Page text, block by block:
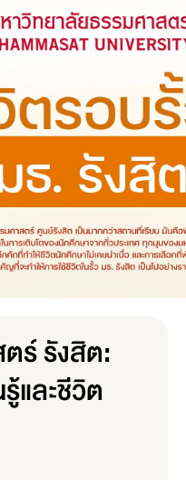
ร์ รังสิต:
และชีวิต